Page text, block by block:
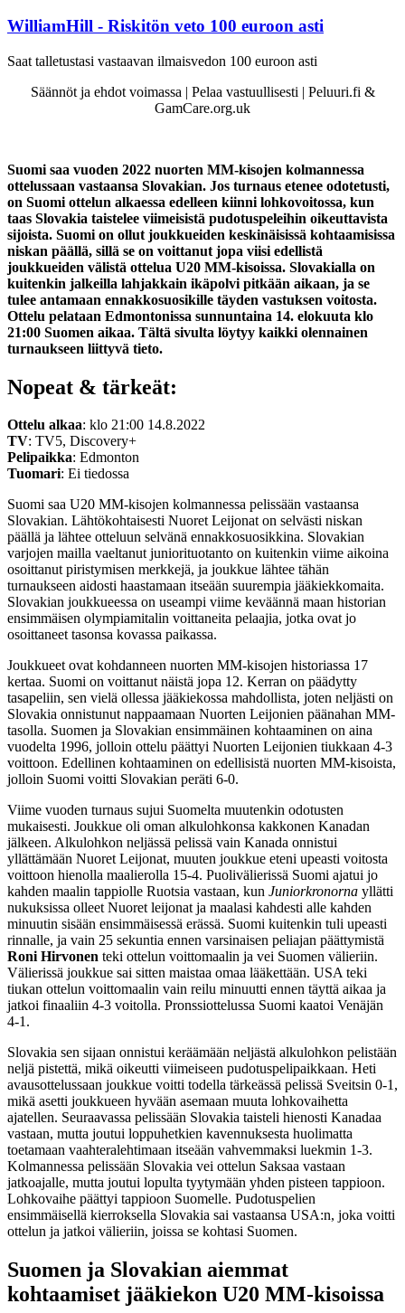
WilliamHill - Riskitön veto 100 euroon asti
Saat talletustasi vastaavan ilmaisvedon 100 euroon asti
Säännöt ja ehdot voimassa | Pelaa vastuullisesti | Peluuri.fi &
GamCare.org.uk
Suomi saa vuoden 2022 nuorten MM-kisojen kolmannessa
ottelussaan vastaansa Slovakian. Jos turnaus etenee odotetusti,
on Suomi ottelun alkaessa edelleen kiinni lohkovoitossa, kun
taas Slovakia taistelee viimeisistä pudotuspeleihin oikeuttavista
sijoista. Suomi on ollut joukkueiden keskinäisissä kohtaamisissa
niskan päällä, sillä se on voittanut jopa viisi edellistä
joukkueiden välistä ottelua U20 MM-kisoissa. Slovakialla on
kuitenkin jalkeilla lahjakkain ikäpolvi pitkään aikaan, ja se
tulee antamaan ennakkosuosikille täyden vastuksen voitosta.
Ottelu pelataan Edmontonissa sunnuntaina 14. elokuuta klo
21:00 Suomen aikaa. Tältä sivulta löytyy kaikki olennainen
turnaukseen liittyvä tieto.
Nopeat & tärkeät:
Ottelu alkaa: klo 21:00 14.8.2022
TV: TV5, Discovery+
Pelipaikka: Edmonton
Tuomari: Ei tiedossa
Suomi saa U20 MM-kisojen kolmannessa pelissään vastaansa
Slovakian. Lähtökohtaisesti Nuoret Leijonat on selvästi niskan
päällä ja lähtee otteluun selvänä ennakkosuosikkina. Slovakian
varjojen mailla vaeltanut juniorituotanto on kuitenkin viime aikoina
osoittanut piristymisen merkkejä, ja joukkue lähtee tähän
turnaukseen aidosti haastamaan itseään suurempia jääkiekkomaita.
Slovakian joukkueessa on useampi viime keväännä maan historian
ensimmäisen olympiamitalin voittaneita pelaajia, jotka ovat jo
osoittaneet tasonsa kovassa paikassa.
Joukkueet ovat kohdanneen nuorten MM-kisojen historiassa 17
kertaa. Suomi on voittanut näistä jopa 12. Kerran on päädytty
tasapeliin, sen vielä ollessa jääkiekossa mahdollista, joten neljästi on
Slovakia onnistunut nappaamaan Nuorten Leijonien päänahan MM-
tasolla. Suomen ja Slovakian ensimmäinen kohtaaminen on aina
vuodelta 1996, jolloin ottelu päättyi Nuorten Leijonien tiukkaan 4-3
voittoon. Edellinen kohtaaminen on edellisistä nuorten MM-kisoista,
jolloin Suomi voitti Slovakian peräti 6-0.
Viime vuoden turnaus sujui Suomelta muutenkin odotusten
mukaisesti. Joukkue oli oman alkulohkonsa kakkonen Kanadan
jälkeen. Alkulohkon neljässä pelissä vain Kanada onnistui
yllättämään Nuoret Leijonat, muuten joukkue eteni upeasti voitosta
voittoon hienolla maalierolla 15-4. Puolivälierissä Suomi ajatui jo
kahden maalin tappiolle Ruotsia vastaan, kun Juniorkronorna yllätti
nukuksissa olleet Nuoret leijonat ja maalasi kahdesti alle kahden
minuutin sisään ensimmäisessä erässä. Suomi kuitenkin tuli upeasti
rinnalle, ja vain 25 sekuntia ennen varsinaisen peliajan päättymistä
Roni Hirvonen teki ottelun voittomaalin ja vei Suomen välieriin.
Välierissä joukkue sai sitten maistaa omaa lääkettään. USA teki
tiukan ottelun voittomaalin vain reilu minuutti ennen täyttä aikaa ja
jatkoi finaaliin 4-3 voitolla. Pronssiottelussa Suomi kaatoi Venäjän
4-1.
Slovakia sen sijaan onnistui keräämään neljästä alkulohkon pelistään
neljä pistettä, mikä oikeutti viimeiseen pudotuspelipaikkaan. Heti
avausottelussaan joukkue voitti todella tärkeässä pelissä Sveitsin 0-1,
mikä asetti joukkueen hyvään asemaan muuta lohkovaihetta
ajatellen. Seuraavassa pelissään Slovakia taisteli hienosti Kanadaa
vastaan, mutta joutui loppuhetkien kavennuksesta huolimatta
toetamaan vaahteralehtimaan itseään vahvemmaksi luekmin 1-3.
Kolmannessa pelissään Slovakia vei ottelun Saksaa vastaan
jatkoajalle, mutta joutui lopulta tyytymään yhden pisteen tappioon.
Lohkovaihe päättyi tappioon Suomelle. Pudotuspelien
ensimmäisellä kierroksella Slovakia sai vastaansa USA:n, joka voitti
ottelun ja jatkoi välieriin, joissa se kohtasi Suomen.
Suomen ja Slovakian aiemmat
kohtaamiset jääkiekon U20 MM-kisoissa